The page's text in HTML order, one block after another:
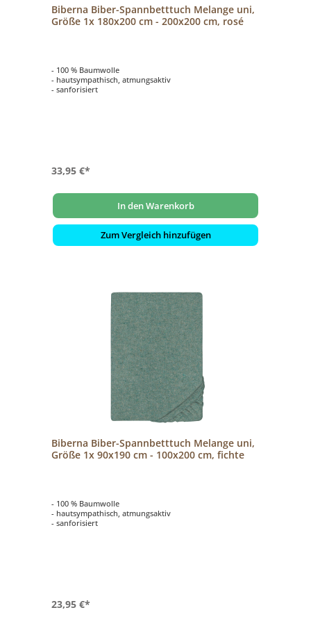
Biberna Biber-Spannbetttuch Melange uni,
Größe 1x 180x200 cm - 200x200 cm, rosé
- 100 % Baumwolle
- hautsympathisch, atmungsaktiv
- sanforisiert
33,95 €*
In den Warenkorb
Zum Vergleich hinzufügen
Biberna Biber-Spannbetttuch Melange uni,
Größe 1x 90x190 cm - 100x200 cm, fichte
- 100 % Baumwolle
- hautsympathisch, atmungsaktiv
- sanforisiert
23,95 €*